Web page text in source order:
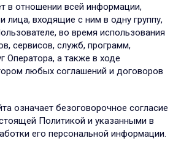
в отношении всей информации,
лица, входящие с ним в одну группу,
во время использования
сервисов, служб, программ,
Оператора, а также в ходе
любых соглашений и договоров
означает безоговорочное согласие
Политикой и указанными в
его персональной информации.